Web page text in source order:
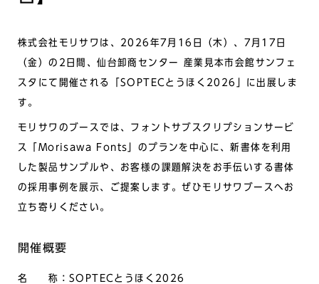
株式会社モリサワは、2026年7月16日（木）、7月17日
（金）の2日間、仙台卸商センター 産業見本市会館サンフェ
スタにて開催される「SOPTECとうほく2026」に出展しま
す。
モリサワのブースでは、フォントサブスクリプションサービ
ス「Morisawa Fonts」のプランを中心に、新書体を利用
した製品サンプルや、お客様の課題解決をお手伝いする書体
の採用事例を展示、ご提案します。ぜひモリサワブースへお
立ち寄りください。
開催概要
名 称：SOPTECとうほく2026